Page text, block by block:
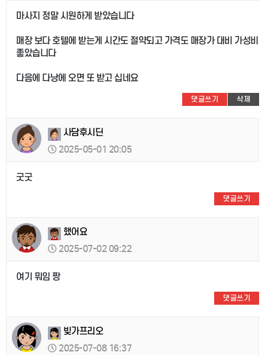
마사지 정말 시원하게 받았습니다
매장 보다 호텔에 받는게 시간도 절약되고 가격도 매장가 대비 가성비
좋았습니다
다음에 다낭에 오면 또 받고 십네요
댓글쓰기 삭제
사담후시딘
2025-05-01 20:05
굿굿
댓글쓰기
했어요
2025-07-02 09:22
여기 뭐임 짱
댓글쓰기
빚가프리오
2025-07-08 16:37